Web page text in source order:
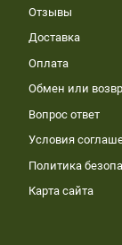
Отзывы
Доставка
Оплата
Обмен или
Вопрос ответ
Условия
Политика
Карта сайта